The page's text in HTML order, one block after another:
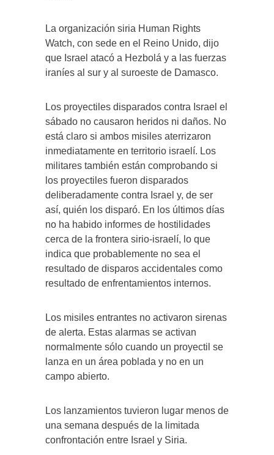
La organización siria Human Rights
Watch, con sede en el Reino Unido, dijo
que Israel atacó a Hezbolá y a las fuerzas
iraníes al sur y al suroeste de Damasco.
Los proyectiles disparados contra Israel el
sábado no causaron heridos ni daños. No
está claro si ambos misiles aterrizaron
inmediatamente en territorio israelí. Los
militares también están comprobando si
los proyectiles fueron disparados
deliberadamente contra Israel y, de ser
así, quién los disparó. En los últimos días
no ha habido informes de hostilidades
cerca de la frontera sirio-israelí, lo que
indica que probablemente no sea el
resultado de disparos accidentales como
resultado de enfrentamientos internos.
Los misiles entrantes no activaron sirenas
de alerta. Estas alarmas se activan
normalmente sólo cuando un proyectil se
lanza en un área poblada y no en un
campo abierto.
Los lanzamientos tuvieron lugar menos de
una semana después de la limitada
confrontación entre Israel y Siria.